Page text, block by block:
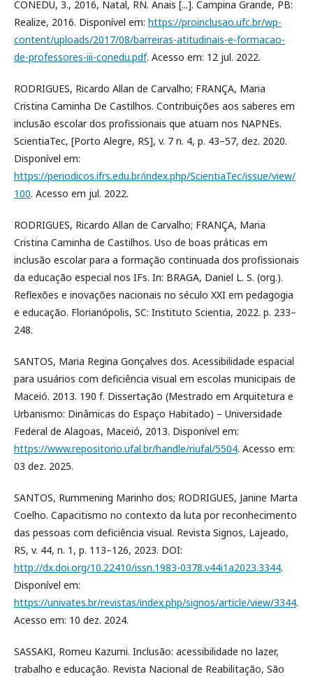
CONEDU, 3., 2016, Natal, RN. Anais [...]. Campina Grande, PB:
Realize, 2016. Disponível em: https://proinclusao.ufc.br/wp-
content/uploads/2017/08/barreiras-atitudinais-e-formacao-
de-professores-iii-conedu.pdf. Acesso em: 12 jul. 2022.
RODRIGUES, Ricardo Allan de Carvalho; FRANÇA, Maria
Cristina Caminha De Castilhos. Contribuições aos saberes em
inclusão escolar dos profissionais que atuam nos NAPNEs.
ScientiaTec, [Porto Alegre, RS], v. 7 n. 4, p. 43–57, dez. 2020.
Disponível em:
https://periodicos.ifrs.edu.br/index.php/ScientiaTec/issue/view/
100. Acesso em jul. 2022.
RODRIGUES, Ricardo Allan de Carvalho; FRANÇA, Maria
Cristina Caminha de Castilhos. Uso de boas práticas em
inclusão escolar para a formação continuada dos profissionais
da educação especial nos IFs. In: BRAGA, Daniel L. S. (org.).
Reflexões e inovações nacionais no século XXI em pedagogia
e educação. Florianópolis, SC: Instituto Scientia, 2022. p. 233–
248.
SANTOS, Maria Regina Gonçalves dos. Acessibilidade espacial
para usuários com deficiência visual em escolas municipais de
Maceió. 2013. 190 f. Dissertação (Mestrado em Arquitetura e
Urbanismo: Dinâmicas do Espaço Habitado) – Universidade
Federal de Alagoas, Maceió, 2013. Disponível em:
https://www.repositorio.ufal.br/handle/riufal/5504. Acesso em:
03 dez. 2025.
SANTOS, Rummening Marinho dos; RODRIGUES, Janine Marta
Coelho. Capacitismo no contexto da luta por reconhecimento
das pessoas com deficiência visual. Revista Signos, Lajeado,
RS, v. 44, n. 1, p. 113–126, 2023. DOI:
http://dx.doi.org/10.22410/issn.1983-0378.v44i1a2023.3344.
Disponível em:
https://univates.br/revistas/index.php/signos/article/view/3344.
Acesso em: 10 dez. 2024.
SASSAKI, Romeu Kazumi. Inclusão: acessibilidade no lazer,
trabalho e educação. Revista Nacional de Reabilitação, São